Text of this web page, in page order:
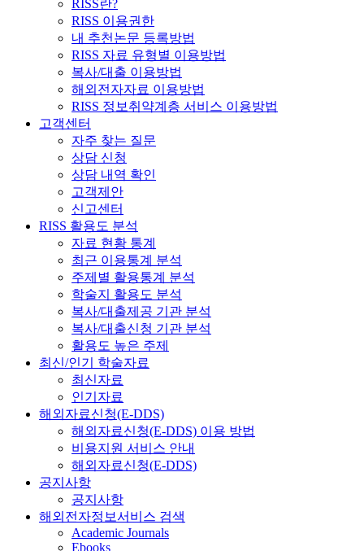
RISS란?
RISS 이용권한
내 추천논문 등록방법
RISS 자료 유형별 이용방법
복사/대출 이용방법
해외전자자료 이용방법
RISS 정보취약계층 서비스 이용방법
고객센터
자주 찾는 질문
상담 신청
상담 내역 확인
고객제안
신고센터
RISS 활용도 분석
자료 현황 통계
최근 이용통계 분석
주제별 활용통계 분석
학술지 활용도 분석
복사/대출제공 기관 분석
복사/대출신청 기관 분석
활용도 높은 주제
최신/인기 학술자료
최신자료
인기자료
해외자료신청(E-DDS)
해외자료신청(E-DDS) 이용 방법
비용지원 서비스 안내
해외자료신청(E-DDS)
공지사항
공지사항
해외전자정보서비스 검색
Academic Journals
Ebooks